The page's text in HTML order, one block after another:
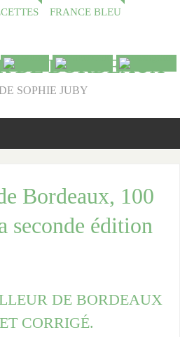
FRANCE BLEU
DE BORDEAUX
SOPHIE JUBY
Bordeaux, 100
seconde édition
DE BORDEAUX
CORRIGÉ.